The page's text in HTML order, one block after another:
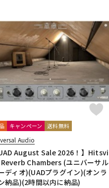
キャンペーン 送料無料
Audio
UAD August Sale 2026！】Hitsvi
Chambers (ユニバーサル
ディオ)(UADプラグイン)(オンラ
納品)(2時間以内に納品)